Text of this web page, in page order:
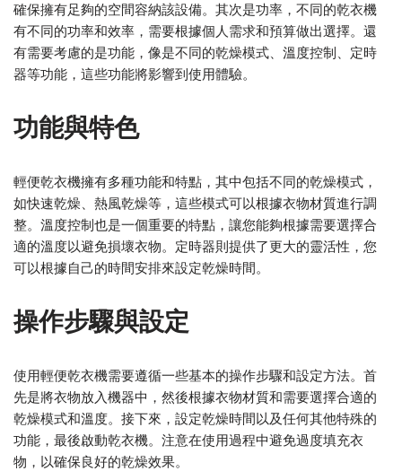
確保擁有足夠的空間容納該設備。其次是功率，不同的乾衣機
有不同的功率和效率，需要根據個人需求和預算做出選擇。還
有需要考慮的是功能，像是不同的乾燥模式、溫度控制、定時
器等功能，這些功能將影響到使用體驗。
功能與特色
輕便乾衣機擁有多種功能和特點，其中包括不同的乾燥模式，
如快速乾燥、熱風乾燥等，這些模式可以根據衣物材質進行調
整。溫度控制也是一個重要的特點，讓您能夠根據需要選擇合
適的溫度以避免損壞衣物。定時器則提供了更大的靈活性，您
可以根據自己的時間安排來設定乾燥時間。
操作步驟與設定
使用輕便乾衣機需要遵循一些基本的操作步驟和設定方法。首
先是將衣物放入機器中，然後根據衣物材質和需要選擇合適的
乾燥模式和溫度。接下來，設定乾燥時間以及任何其他特殊的
功能，最後啟動乾衣機。注意在使用過程中避免過度填充衣
物，以確保良好的乾燥效果。